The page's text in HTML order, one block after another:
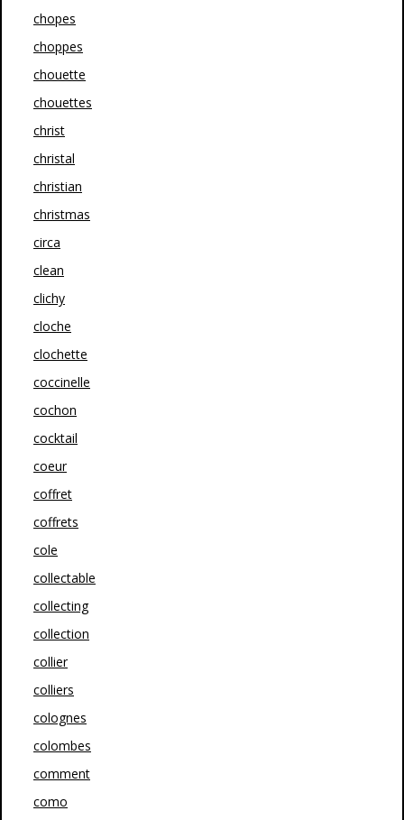
chopes
choppes
chouette
chouettes
christ
christal
christian
christmas
circa
clean
clichy
cloche
clochette
coccinelle
cochon
cocktail
coeur
coffret
coffrets
cole
collectable
collecting
collection
collier
colliers
colognes
colombes
comment
como